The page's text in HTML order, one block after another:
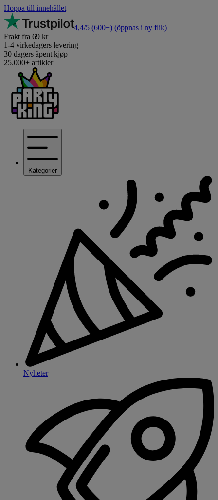
Hoppa till innehållet
4,4/5 (600+) (öppnas i ny flik)
Frakt fra 69 kr
1-4 virkedagers levering
30 dagers åpent kjøp
25.000+ artikler
Kategorier
Nyheter